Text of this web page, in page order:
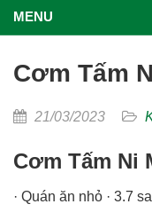
MENU
Cơm Tấm
21/03/2023
Cơm Tấm Ni
· Quán ăn nhỏ · 3.7